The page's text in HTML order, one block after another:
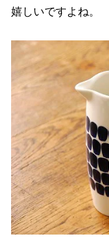
嬉しいですよね。